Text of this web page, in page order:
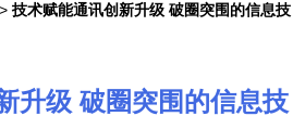
> 技术赋能通讯创新升级 破圈突围的信息技
升级 破圈突围的信息技